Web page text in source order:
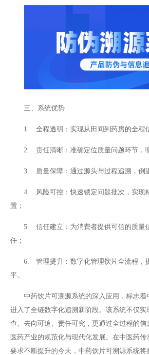
三、系统优势
1. 全程透明：实现从田间到药房的全程
2. 责任清晰：准确定位质量问题环节，
3. 质量保障：通过源头与过程追溯，倒
4. 风险可控：快速锁定问题批次，实现
置；
5. 信任建立：为消费者提供可信的质量
任；
6. 管理提升：数字化管理饮片全流程，
平。
中药饮片可溯源系统的深入应用，标志着
进入了全链数字化追溯新阶段。该系统不仅实
查、去向可追、责任可究，更通过全过程的信
医药产业的规范化与现代化发展。在中医药传
要求不断提升的今天，中药饮片可溯源系统将